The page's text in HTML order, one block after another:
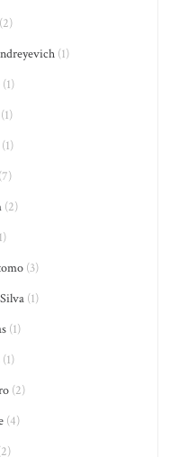
(1)
(1)
(1)
(7)
(2)
(3)
(1)
(1)
(1)
(2)
(4)